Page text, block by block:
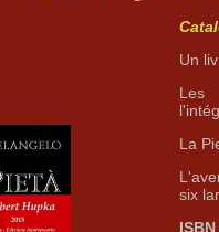
Un
Les
La
six